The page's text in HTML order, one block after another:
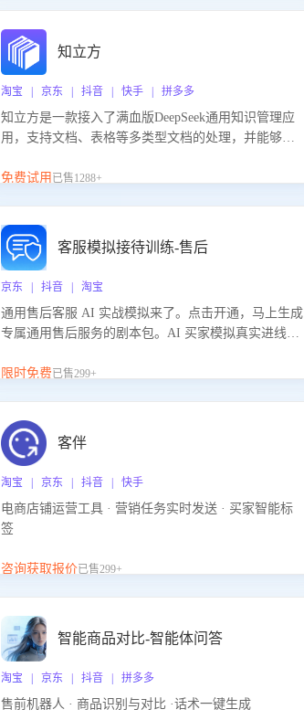
知立方
淘宝 | 京东 | 抖音 | 快手 | 拼多多
知立方是一款接入了满血版DeepSeek通用知识管理应
用，支持文档、表格等多类型文档的处理，并能够基
景提供强大的知识支持，帮助用户高效管理和利用知
免费试用 已售1288+
客服模拟接待训练-售后
京东 | 抖音 | 淘宝
通用售后客服 AI 实战模拟来了。点击开通，马上生成
专属通用售后服务的剧本包。AI 买家模拟真实进线咨
咨询等售后场景的应对要点，轻松提升服务能力。
限时免费已售299+
客伴
淘宝 | 京东 | 抖音 | 快手
电商店铺运营工具 · 营销任务实时发送 · 买家智能标
签
咨询获取报价已售299+
智能商品对比-智能体问答
淘宝 | 京东 | 抖音 | 拼多多
售前机器人 · 商品识别与对比 ·话术一键生成